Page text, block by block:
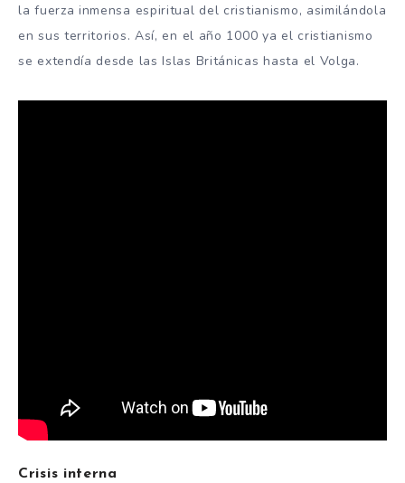
la fuerza inmensa espiritual del cristianismo, asimilándola
en sus territorios. Así, en el año 1000 ya el cristianismo
se extendía desde las Islas Británicas hasta el Volga.
Crisis interna